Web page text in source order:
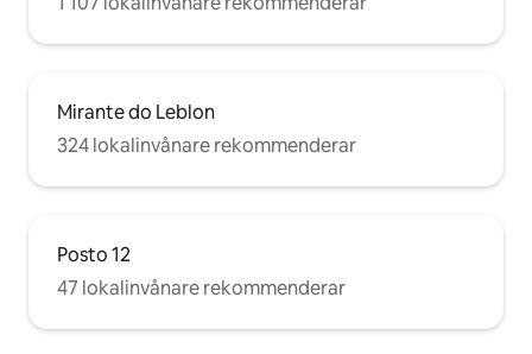
Mirante do Leblon
324 lokalinvånare rekommenderar
Posto 12
47 lokalinvånare rekommenderar